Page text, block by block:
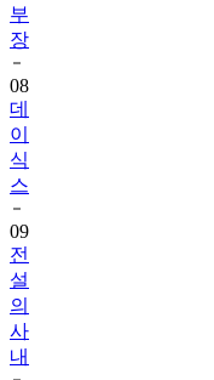
부
장
08
데
이
식
스
09
전
설
의
사
내